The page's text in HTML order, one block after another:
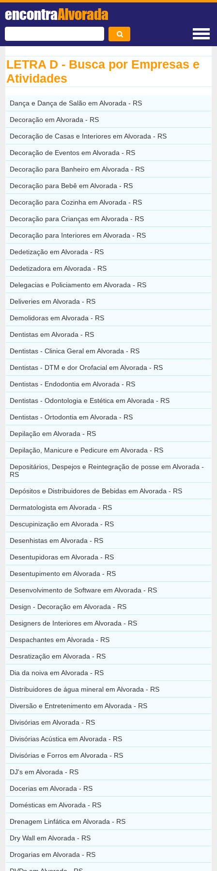
encontraAlvorada
LETRA D - Busca por Empresas e
Atividades
Dança e Dança de Salão em Alvorada - RS
Decoração em Alvorada - RS
Decoração de Casas e Interiores em Alvorada - RS
Decoração de Eventos em Alvorada - RS
Decoração para Banheiro em Alvorada - RS
Decoração para Bebê em Alvorada - RS
Decoração para Cozinha em Alvorada - RS
Decoração para Crianças em Alvorada - RS
Decoração para Interiores em Alvorada - RS
Dedetização em Alvorada - RS
Dedetizadora em Alvorada - RS
Delegacias e Policiamento em Alvorada - RS
Deliveries em Alvorada - RS
Demolidoras em Alvorada - RS
Dentistas em Alvorada - RS
Dentistas - Clinica Geral em Alvorada - RS
Dentistas - DTM e dor Orofacial em Alvorada - RS
Dentistas - Endodontia em Alvorada - RS
Dentistas - Odontologia e Estética em Alvorada - RS
Dentistas - Ortodontia em Alvorada - RS
Depilação em Alvorada - RS
Depilação, Manicure e Pedicure em Alvorada - RS
Depositários, Despejos e Reintegração de posse em Alvorada -
RS
Depósitos e Distribuidores de Bebidas em Alvorada - RS
Dermatologista em Alvorada - RS
Descupinização em Alvorada - RS
Desenhistas em Alvorada - RS
Desentupidoras em Alvorada - RS
Desentupimento em Alvorada - RS
Desenvolvimento de Software em Alvorada - RS
Design - Decoração em Alvorada - RS
Designers de Interiores em Alvorada - RS
Despachantes em Alvorada - RS
Desratização em Alvorada - RS
Dia da noiva em Alvorada - RS
Distribuidores de água mineral em Alvorada - RS
Diversão e Entretenimento em Alvorada - RS
Divisórias em Alvorada - RS
Divisórias Acústica em Alvorada - RS
Divisórias e Forros em Alvorada - RS
DJ's em Alvorada - RS
Docerias em Alvorada - RS
Domésticas em Alvorada - RS
Drenagem Linfática em Alvorada - RS
Dry Wall em Alvorada - RS
Drogarias em Alvorada - RS